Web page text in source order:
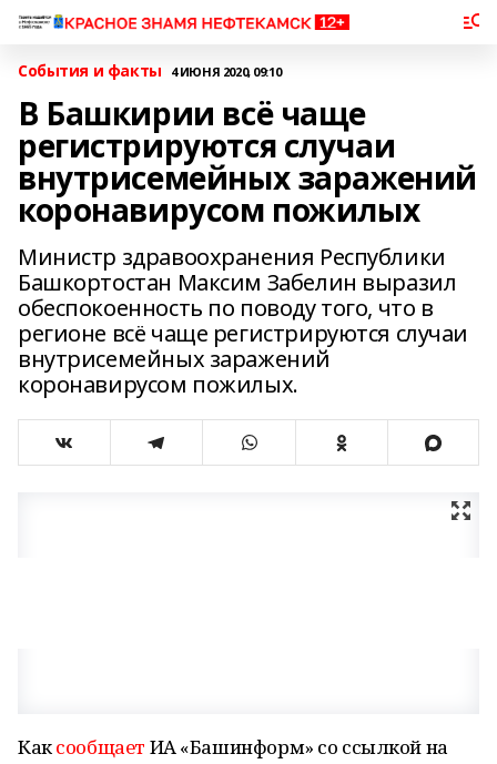
События и факты 4 ИЮНЯ 2020, 09:10
В Башкирии всё чаще
регистрируются случаи
внутрисемейных заражений
коронавирусом пожилых
Министр здравоохранения Республики
Башкортостан Максим Забелин выразил
обеспокоенность по поводу того, что в
регионе всё чаще регистрируются случаи
внутрисемейных заражений
коронавирусом пожилых.
Каксообщает ИА «Башинформ» со ссылкой на